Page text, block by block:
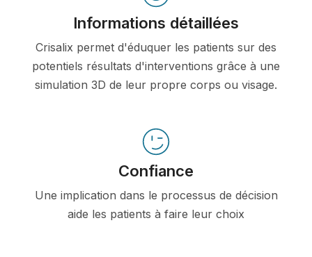
Informations détaillées
Crisalix permet d'éduquer les patients sur des
potentiels résultats d'interventions grâce à une
simulation 3D de leur propre corps ou visage.
Confiance
Une implication dans le processus de décision
aide les patients à faire leur choix